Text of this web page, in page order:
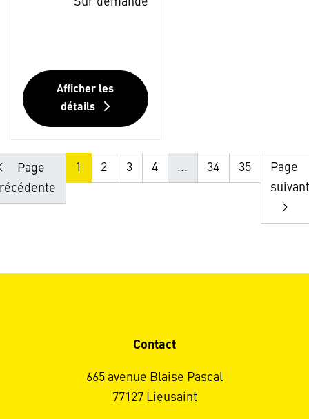
Afficher les
détails
Page
1 2 3 4 ... 34 35
Page
Contact
665 avenue Blaise Pascal
77127 Lieusaint